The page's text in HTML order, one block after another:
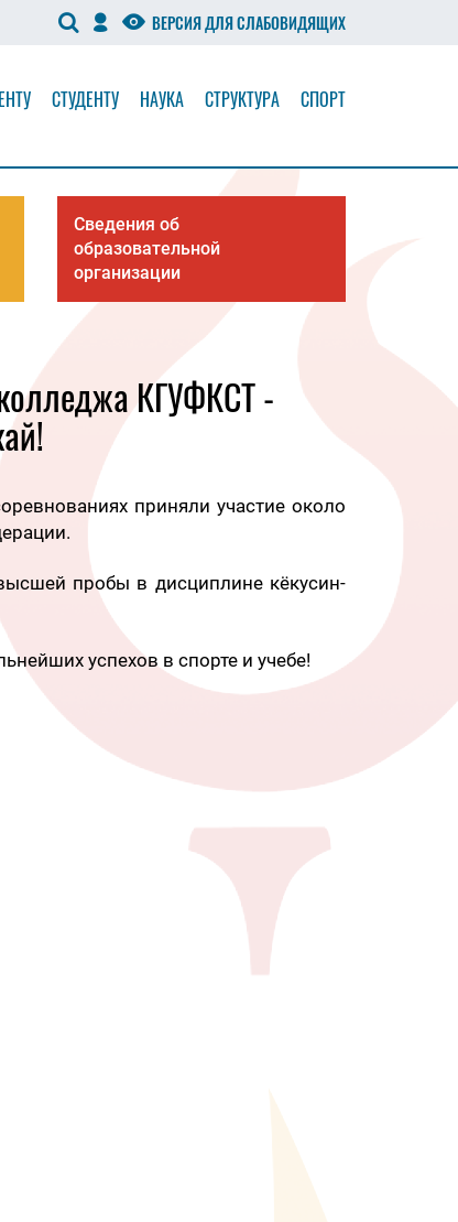
ВЕРСИЯ ДЛЯ СЛАБОВИДЯЩИХ
СТУДЕНТУ НАУКА СТРУКТУРА СПОРТ
Сведения об
образовательной
организации
КГУФКСТ -
приняли участие около
пробы в дисциплине кёкусин-
успехов в спорте и учебе!